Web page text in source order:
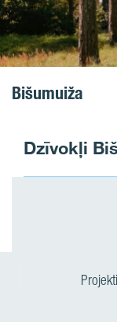
Bišumuiža
Dzīvokļi
Projekti